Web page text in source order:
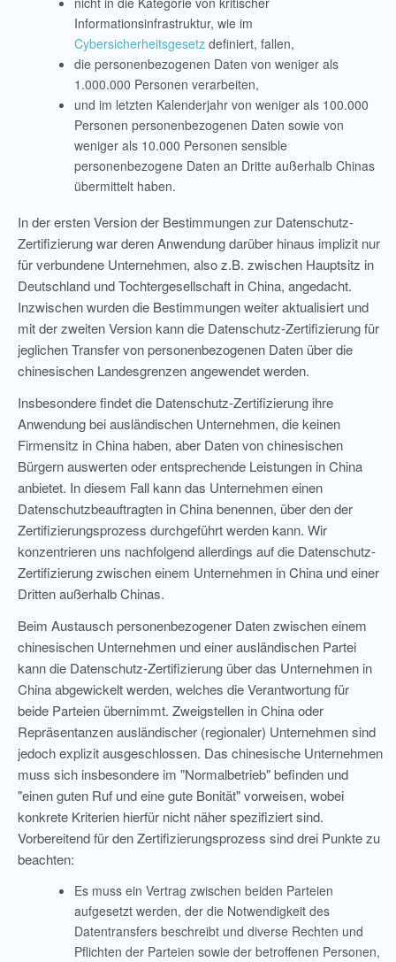
Informationsinfrastruktur, wie im
Cybersicherheitsgesetz definiert, fallen,
die personenbezogenen Daten von weniger als
1.000.000 Personen verarbeiten,
und im letzten Kalenderjahr von weniger als 100.000
Personen personenbezogenen Daten sowie von
weniger als 10.000 Personen sensible
personenbezogene Daten an Dritte außerhalb Chinas
übermittelt haben.
In der ersten Version der Bestimmungen zur Datenschutz-
Zertifizierung war deren Anwendung darüber hinaus implizit nur
für verbundene Unternehmen, also z.B. zwischen Hauptsitz in
Deutschland und Tochtergesellschaft in China, angedacht.
Inzwischen wurden die Bestimmungen weiter aktualisiert und
mit der zweiten Version kann die Datenschutz-Zertifizierung für
jeglichen Transfer von personenbezogenen Daten über die
chinesischen Landesgrenzen angewendet werden.
Insbesondere findet die Datenschutz-Zertifizierung ihre
Anwendung bei ausländischen Unternehmen, die keinen
Firmensitz in China haben, aber Daten von chinesischen
Bürgern auswerten oder entsprechende Leistungen in China
anbietet. In diesem Fall kann das Unternehmen einen
Datenschutzbeauftragten in China benennen, über den der
Zertifizierungsprozess durchgeführt werden kann. Wir
konzentrieren uns nachfolgend allerdings auf die Datenschutz-
Zertifizierung zwischen einem Unternehmen in China und einer
Dritten außerhalb Chinas.
Beim Austausch personenbezogener Daten zwischen einem
chinesischen Unternehmen und einer ausländischen Partei
kann die Datenschutz-Zertifizierung über das Unternehmen in
China abgewickelt werden, welches die Verantwortung für
beide Parteien übernimmt. Zweigstellen in China oder
Repräsentanzen ausländischer (regionaler) Unternehmen sind
jedoch explizit ausgeschlossen. Das chinesische Unternehmen
muss sich insbesondere im "Normalbetrieb" befinden und
"einen guten Ruf und eine gute Bonität" vorweisen, wobei
konkrete Kriterien hierfür nicht näher spezifiziert sind.
Vorbereitend für den Zertifizierungsprozess sind drei Punkte zu
beachten:
Es muss ein Vertrag zwischen beiden Parteien
aufgesetzt werden, der die Notwendigkeit des
Datentransfers beschreibt und diverse Rechten und
Pflichten der Parteien sowie der betroffenen Personen,